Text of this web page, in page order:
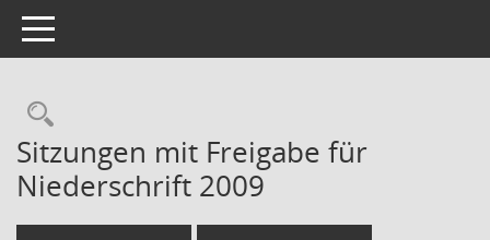
Toggle navigation
Rechercheauswahl
Sitzungen mit Freigabe für
Niederschrift 2009